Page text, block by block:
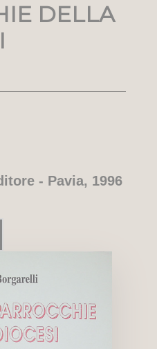
DELLA
- Pavia, 1996